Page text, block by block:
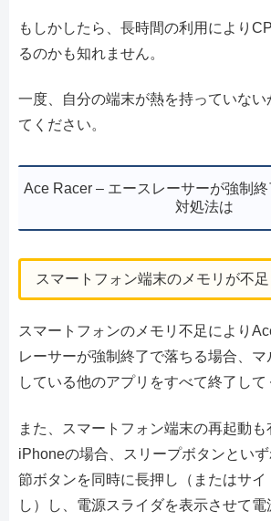
もしかしたら、長時間の利用により
るのかも知れません。
一度、自分の端末が熱を持っていない
てください。
Ace Racer – エースレーサーが強制
対処法は
スマートフォン端末のメモリが不
スマートフォンのメモリ不足により
レーサーが強制終了で落ちる場合、
している他のアプリをすべて終了して
また、スマートフォン端末の再起動も
iPhoneの場合、スリープボタンとい
節ボタンを同時に長押し（またはサイ
し）し、電源スライダを表示させて